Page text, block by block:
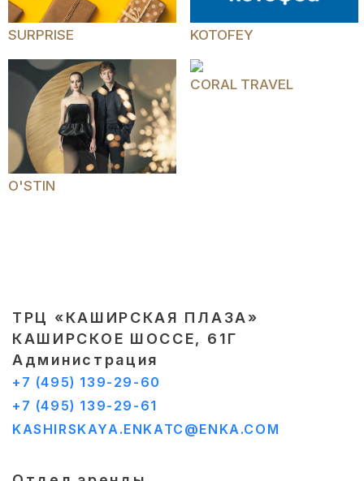
SURPRISE KOTOFEY
O'STIN
CORAL TRAVEL
ТРЦ «КАШИРСКАЯ ПЛАЗА»
КАШИРСКОЕ ШОССЕ, 61Г
Администрация
+7 (495) 139-29-60
+7 (495) 139-29-61
KASHIRSKAYA.ENKATC@ENKA.COM